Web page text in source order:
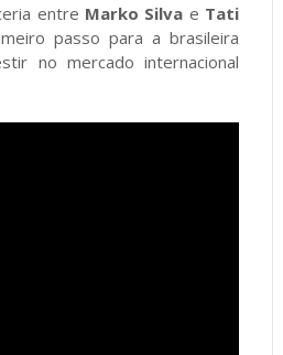
entre Marko Silva e Tati
passo para a brasileira
no mercado internacional